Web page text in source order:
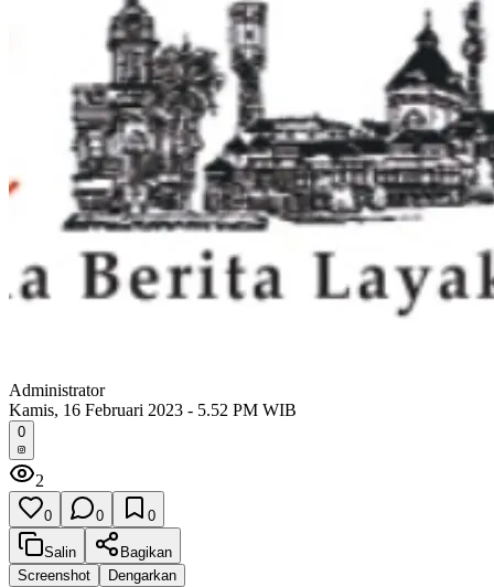
Administrator
Kamis, 16 Februari 2023 - 5.52 PM WIB
0
2
0 0 0
Salin
Bagikan
Screenshot
Dengarkan